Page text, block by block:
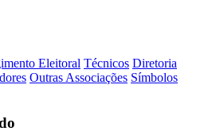
Eleitoral Técnicos Diretoria
Outras Associações Símbolos